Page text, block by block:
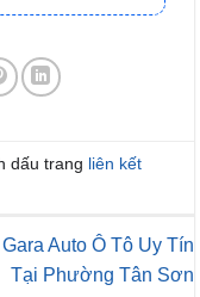
dấu trang liên kết
Auto Ô Tô Uy Tín
Tại Phường Tân Sơn